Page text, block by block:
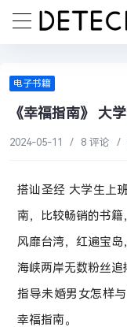
电子书籍
《幸福指南》 大
2024-05-11 / 8 评论 /
搭讪圣经 大学生上
南，比较畅销的书籍
风靡台湾，红遍宝岛
海峡两岸无数粉丝追
指导未婚男女怎样
幸福指南。